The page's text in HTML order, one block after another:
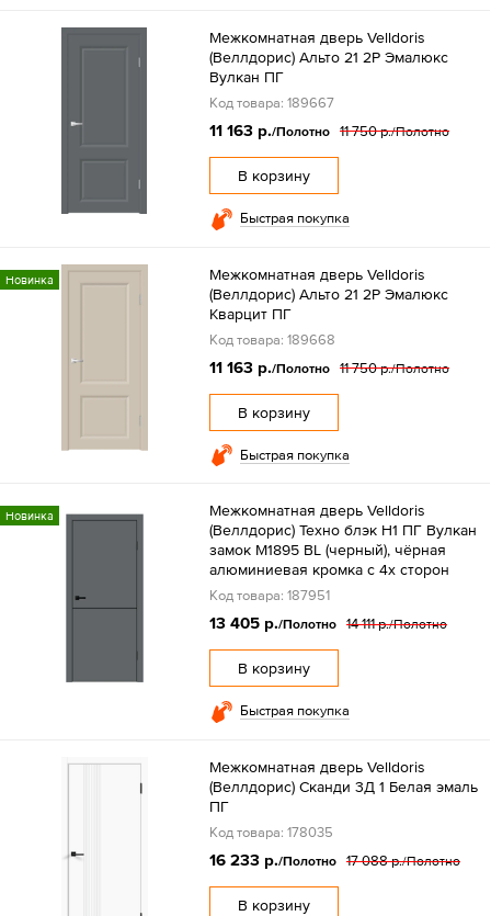
Межкомнатная дверь Velldoris
(Веллдорис) Альто 21 2P Эмалюкс
Вулкан ПГ
Код товара: 189667
11 163 р./Полотно 11 750 р./Полотно
В корзину
Быстрая покупка
Новинка
Межкомнатная дверь Velldoris
(Веллдорис) Альто 21 2P Эмалюкс
Кварцит ПГ
Код товара: 189668
11 163 р./Полотно 11 750 р./Полотно
В корзину
Быстрая покупка
Новинка
Межкомнатная дверь Velldoris
(Веллдорис) Техно блэк H1 ПГ Вулкан
замок M1895 BL (черный), чёрная
алюминиевая кромка с 4х сторон
Код товара: 187951
13 405 р./Полотно 14 111 р./Полотно
В корзину
Быстрая покупка
Межкомнатная дверь Velldoris
(Веллдорис) Сканди 3Д 1 Белая эмаль
ПГ
Код товара: 178035
16 233 р./Полотно 17 088 р./Полотно
В корзину